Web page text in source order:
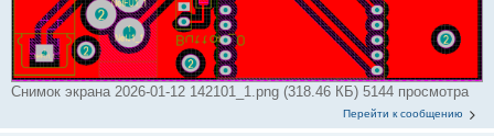
Снимок экрана 2026-01-12 142101_1.png (318.46 КБ) 5144 просмотра
Перейти к сообщению